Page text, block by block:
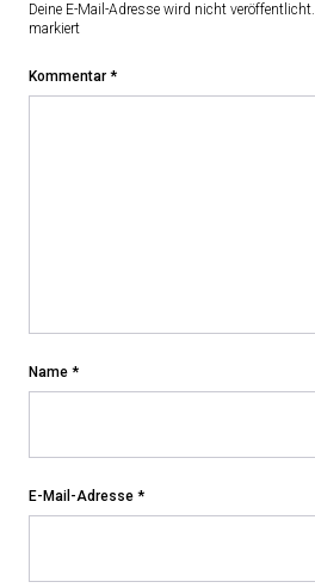
Deine E-Mail-Adresse wird nicht veröffentlicht.
markiert
Kommentar *
Name *
E-Mail-Adresse *